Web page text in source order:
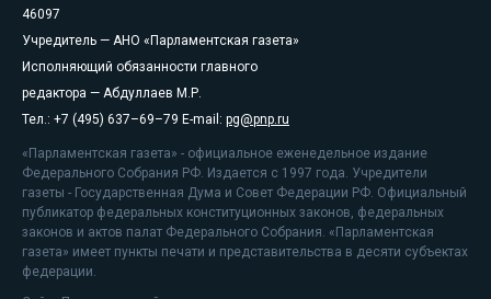
46097
Учредитель — АНО «Парламентская газета»
Исполняющий обязанности главного
редактора — Абдуллаев М.Р.
Тел.: +7 (495) 637–69–79 E-mail: pg@pnp.ru
«Парламентская газета» - официальное еженедельное издание
Федерального Собрания РФ. Издается с 1997 года. Учредители
газеты - Государственная Дума и Совет Федерации РФ. Официальный
публикатор федеральных конституционных законов, федеральных
законов и актов палат Федерального Собрания. «Парламентская
газета» имеет пункты печати и представительства в десяти субъектах
федерации.